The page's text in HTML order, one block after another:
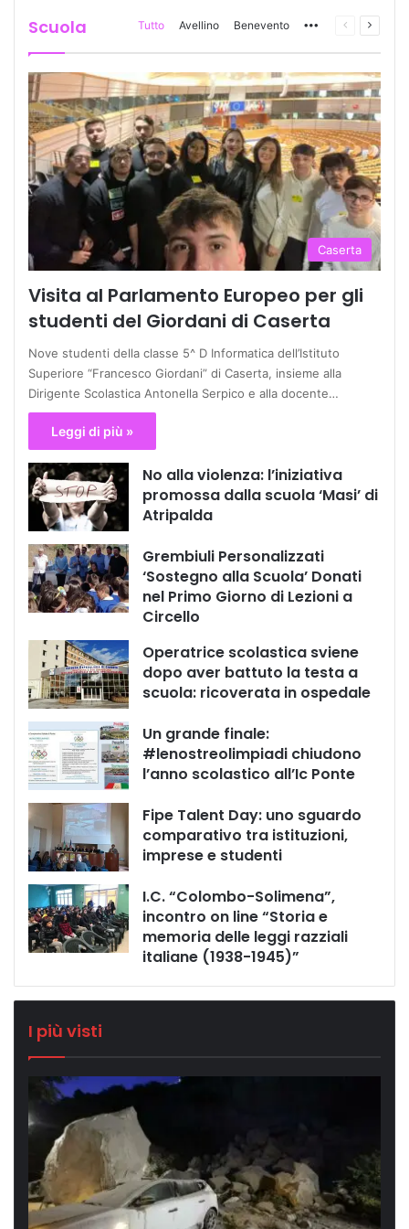
Scuola Tutto Avellino Benevento More Pagina
Caserta
Visita al Parlamento Europeo per gli
studenti del Giordani di Caserta
Nove studenti della classe 5^ D Informatica dell’Istituto
Superiore “Francesco Giordani” di Caserta, insieme alla
Dirigente Scolastica Antonella Serpico e alla docente…
Leggi di più »
No alla violenza: l’iniziativa
promossa dalla scuola ‘Masi’ di
Atripalda
Grembiuli Personalizzati
‘Sostegno alla Scuola’ Donati
nel Primo Giorno di Lezioni a
Circello
Operatrice scolastica sviene
dopo aver battuto la testa a
scuola: ricoverata in ospedale
Un grande finale:
#lenostreolimpiadi chiudono
l’anno scolastico all’Ic Ponte
Fipe Talent Day: uno sguardo
comparativo tra istituzioni,
imprese e studenti
I.C. “Colombo-Solimena”,
incontro on line “Storia e
memoria delle leggi razziali
italiane (1938-1945)”
I più visti